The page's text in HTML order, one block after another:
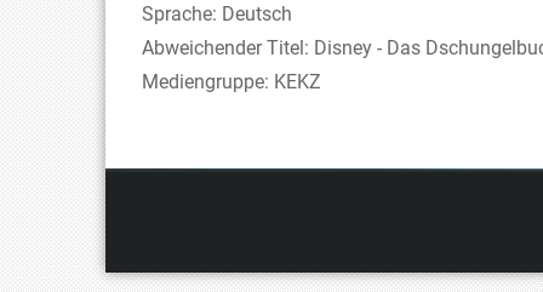
Suche nach dieser Beteiligten Person
Sprache: Deutsch
Abweichender Titel: Disney - Das
Mediengruppe: KEKZ